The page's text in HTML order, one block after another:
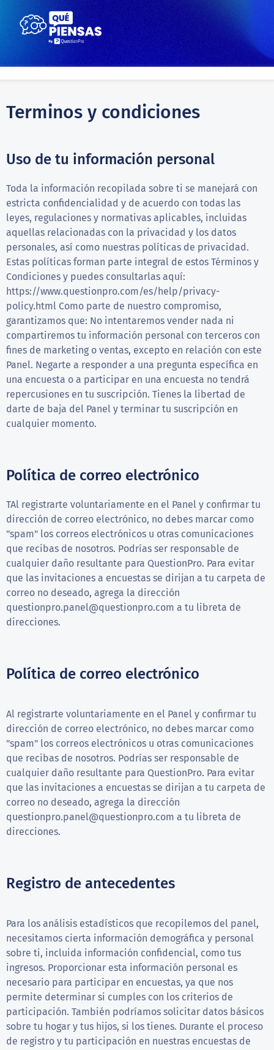
Terminos y condiciones
Uso de tu información personal
Toda la información recopilada sobre ti se manejará con
estricta confidencialidad y de acuerdo con todas las
leyes, regulaciones y normativas aplicables, incluidas
aquellas relacionadas con la privacidad y los datos
personales, así como nuestras políticas de privacidad.
Estas políticas forman parte integral de estos Términos y
Condiciones y puedes consultarlas aquí:
https://www.questionpro.com/es/help/privacy-
policy.html Como parte de nuestro compromiso,
garantizamos que: No intentaremos vender nada ni
compartiremos tu información personal con terceros con
fines de marketing o ventas, excepto en relación con este
Panel. Negarte a responder a una pregunta específica en
una encuesta o a participar en una encuesta no tendrá
repercusiones en tu suscripción. Tienes la libertad de
darte de baja del Panel y terminar tu suscripción en
cualquier momento.
Política de correo electrónico
TAl registrarte voluntariamente en el Panel y confirmar tu
dirección de correo electrónico, no debes marcar como
"spam" los correos electrónicos u otras comunicaciones
que recibas de nosotros. Podrías ser responsable de
cualquier daño resultante para QuestionPro. Para evitar
que las invitaciones a encuestas se dirijan a tu carpeta de
correo no deseado, agrega la dirección
questionpro.panel@questionpro.com a tu libreta de
direcciones.
Política de correo electrónico
Al registrarte voluntariamente en el Panel y confirmar tu
dirección de correo electrónico, no debes marcar como
"spam" los correos electrónicos u otras comunicaciones
que recibas de nosotros. Podrías ser responsable de
cualquier daño resultante para QuestionPro. Para evitar
que las invitaciones a encuestas se dirijan a tu carpeta de
correo no deseado, agrega la dirección
questionpro.panel@questionpro.com a tu libreta de
direcciones.
Registro de antecedentes
Para los análisis estadísticos que recopilemos del panel,
necesitamos cierta información demográfica y personal
sobre ti, incluida información confidencial, como tus
ingresos. Proporcionar esta información personal es
necesario para participar en encuestas, ya que nos
permite determinar si cumples con los criterios de
participación. También podríamos solicitar datos básicos
sobre tu hogar y tus hijos, si los tienes. Durante el proceso
de registro y tu participación en nuestras encuestas de